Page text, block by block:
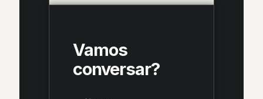
Vamos
conversar?